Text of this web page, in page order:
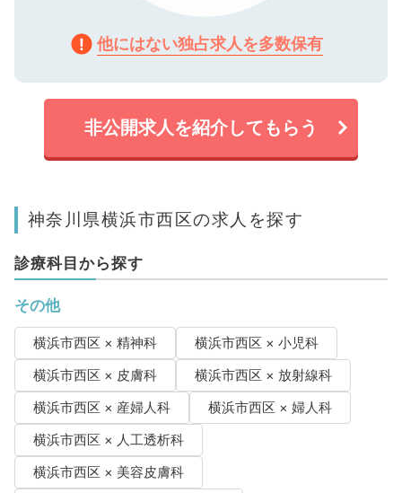
他にはない独占求人を多数保有
非公開求人を紹介してもらう
神奈川県横浜市西区の求人を探す
診療科目から探す
その他
横浜市西区 × 精神科
横浜市西区 × 小児科
横浜市西区 × 皮膚科
横浜市西区 × 放射線科
横浜市西区 × 産婦人科
横浜市西区 × 婦人科
横浜市西区 × 人工透析科
横浜市西区 × 美容皮膚科